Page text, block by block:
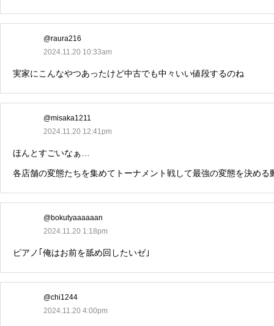
@raura216
2024.11.20 10:33am
実家にこんなやつあったけど中古でも中々いい値段するのね
@misaka1211
2024.11.20 12:41pm
ほんとすごいなぁ…
各店舗の変態たちを集めてトーナメント戦して最強の変態を決め
@bokutyaaaaaan
2024.11.20 1:18pm
ピアノ｢俺はお前を舐め回したいゼ｣
@chi1244
2024.11.20 4:00pm